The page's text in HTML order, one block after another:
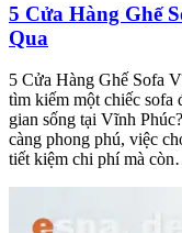
5 Cửa Hàng Ghế
Qua
5 Cửa Hàng Ghế Sofa
tìm kiếm một chiếc sofa
gian sống tại Vĩnh
càng phong phú, việc
tiết kiệm chi phí mà